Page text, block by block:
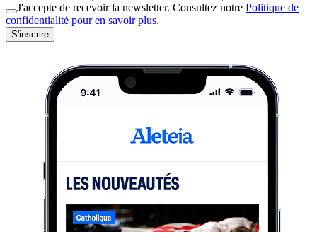
J'accepte de recevoir la newsletter. Consultez notre Politique de
confidentialité pour en savoir plus.
S'inscrire